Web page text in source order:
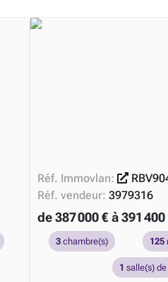
Réf. Immovlan:
Réf. vendeur:3979316
de 387 000 € à 391 400
3chambre(s) 125
1 salle(s)